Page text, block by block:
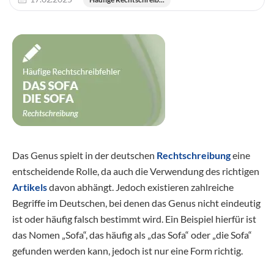
Das Genus spielt in der deutschen Rechtschreibungeine
entscheidende Rolle, da auch die Verwendung des richtigen
Artikelsdavon abhängt. Jedoch existieren zahlreiche
Begriffe im Deutschen, bei denen das Genus nicht eindeutig
ist oder häufig falsch bestimmt wird. Ein Beispiel hierfür ist
das Nomen „Sofa“, das häufig als „das Sofa“ oder „die Sofa“
gefunden werden kann, jedoch ist nur eine Form richtig.